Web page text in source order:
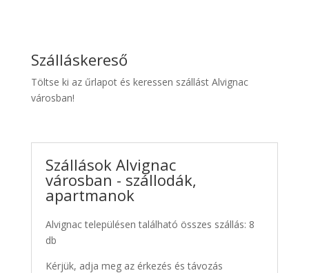
Szálláskereső
Töltse ki az űrlapot és keressen szállást Alvignac
városban!
Szállások Alvignac
városban - szállodák,
apartmanok
Alvignac településen található összes szállás: 8
db
Kérjük, adja meg az érkezés és távozás